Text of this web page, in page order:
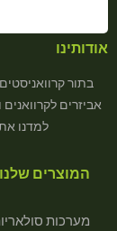
אודותינו
בתור
אביזרים
למדנו
המוצרים שלנו
מערכות